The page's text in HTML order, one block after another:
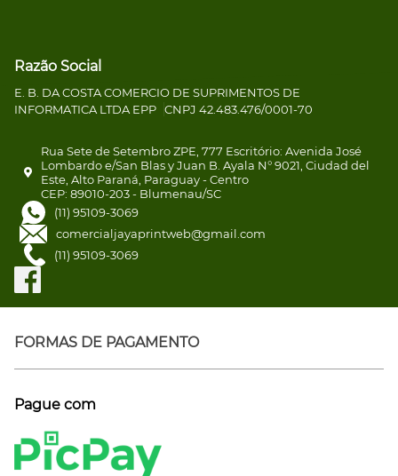
Razão Social
E. B. DA COSTA COMERCIO DE SUPRIMENTOS DE
INFORMATICA LTDA EPP CNPJ 42.483.476/0001-70
Rua Sete de Setembro ZPE, 777 Escritório: Avenida José
Lombardo e/San Blas y Juan B. Ayala N° 9021, Ciudad del
Este, Alto Paraná, Paraguay - Centro
CEP: 89010-203 - Blumenau/SC
(11) 95109-3069
comercialjayaprintweb@gmail.com
(11) 95109-3069
FORMAS DE PAGAMENTO
Pague com